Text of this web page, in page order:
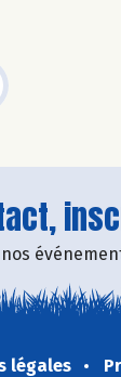
légales